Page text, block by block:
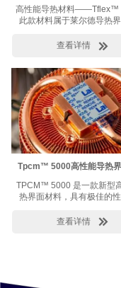
高性能导热材料——Tflex™
此款材料属于莱尔德导热
导热系数为10 W/mk，在压
的压缩量 ,同时达到最低的
查看详情 
Tpcm™ 5000高性能导热
TPCM™ 5000 是一款新型
热界面材料，具有极佳的性
合层厚度，与装配表面极佳
查看详情 